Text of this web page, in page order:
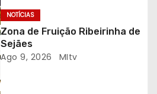
NOTÍCIAS
Zona de Fruição Ribeirinha de
Sejães
Ago 9, 2026 MItv